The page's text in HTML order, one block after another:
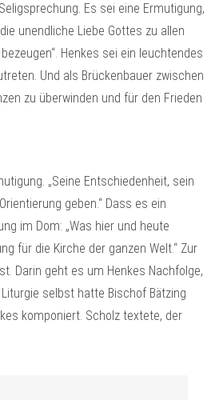
Es sei eine Ermutigung,
unendliche Liebe Gottes zu allen
Henkes sei ein leuchtendes
Und als Brückenbauer zwischen
zu überwinden und für den Frieden
„Seine Entschiedenheit, sein
geben.“ Dass es ein
im Dom: „Was hier und heute
für die Kirche der ganzen Welt.“ Zur
Darin geht es um Henkes Nachfolge,
selbst hatte Bischof Bätzing
komponiert. Scholz textete, der